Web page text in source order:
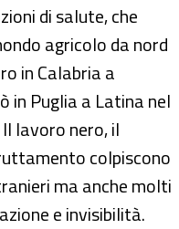
di salute, che
agricolo da nord
in Calabria a
in Puglia a Latina nel
lavoro nero, il
colpiscono
ma anche molti
e invisibilità.